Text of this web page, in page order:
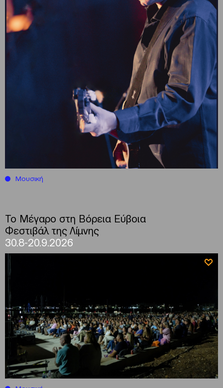
Μουσική
Το Μέγαρο στη Βόρεια Εύβοια
Φεστιβάλ της Λίμνης
30.8-20.9.2026